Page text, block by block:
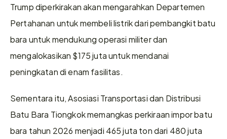
Trump diperkirakan akan mengarahkan Departemen
Pertahanan untuk membeli listrik dari pembangkit batu
bara untuk mendukung operasi militer dan
mengalokasikan $175 juta untuk mendanai
peningkatan di enam fasilitas.
Sementara itu, Asosiasi Transportasi dan Distribusi
Batu Bara Tiongkok memangkas perkiraan impor batu
bara tahun 2026 menjadi 465 juta ton dari 480 juta